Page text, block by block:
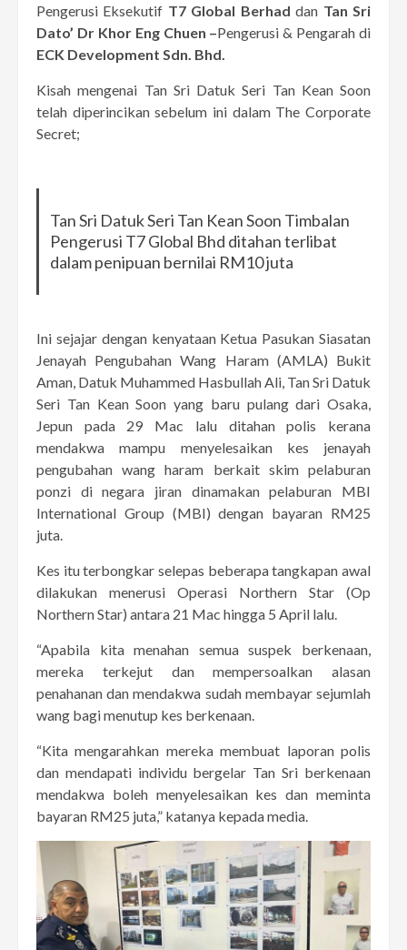
Pengerusi Eksekutif T7 Global Berhad dan Tan Sri
Dato’ Dr Khor Eng Chuen –Pengerusi & Pengarah di
ECK Development Sdn. Bhd.
Kisah mengenai Tan Sri Datuk Seri Tan Kean Soon
telah diperincikan sebelum ini dalam The Corporate
Secret;
Tan Sri Datuk Seri Tan Kean Soon Timbalan
Pengerusi T7 Global Bhd ditahan terlibat
dalam penipuan bernilai RM10 juta
Ini sejajar dengan kenyataan Ketua Pasukan Siasatan
Jenayah Pengubahan Wang Haram (AMLA) Bukit
Aman, Datuk Muhammed Hasbullah Ali, Tan Sri Datuk
Seri Tan Kean Soon yang baru pulang dari Osaka,
Jepun pada 29 Mac lalu ditahan polis kerana
mendakwa mampu menyelesaikan kes jenayah
pengubahan wang haram berkait skim pelaburan
ponzi di negara jiran dinamakan pelaburan MBI
International Group (MBI) dengan bayaran RM25
juta.
Kes itu terbongkar selepas beberapa tangkapan awal
dilakukan menerusi Operasi Northern Star (Op
Northern Star) antara 21 Mac hingga 5 April lalu.
“Apabila kita menahan semua suspek berkenaan,
mereka terkejut dan mempersoalkan alasan
penahanan dan mendakwa sudah membayar sejumlah
wang bagi menutup kes berkenaan.
“Kita mengarahkan mereka membuat laporan polis
dan mendapati individu bergelar Tan Sri berkenaan
mendakwa boleh menyelesaikan kes dan meminta
bayaran RM25 juta,” katanya kepada media.